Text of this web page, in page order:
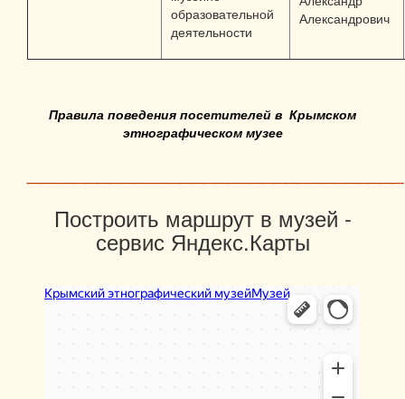
образовательной
деятельности
Александрович
Правила поведения посетителей в Крымском
этнографическом музее
Построить маршрут в музей -
сервис Яндекс.Карты